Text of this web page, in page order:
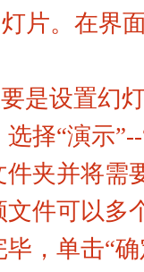
片。在界
是设置幻
择“演示
件夹并将需
件可以多
，单击“确